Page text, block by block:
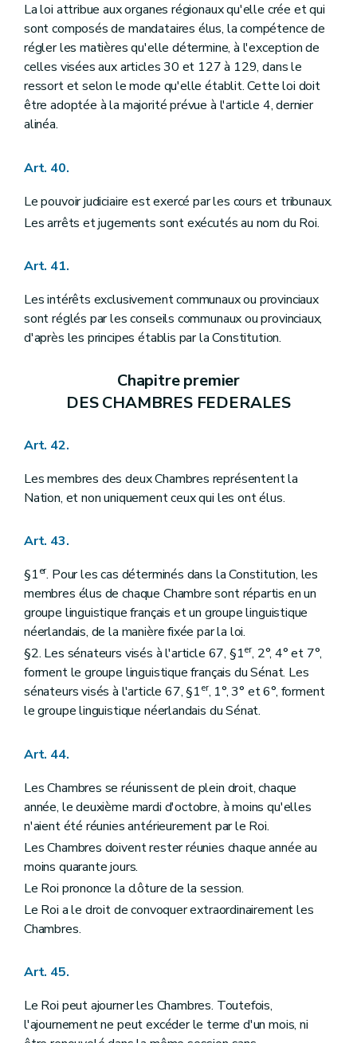
La loi attribue aux organes régionaux qu'elle crée et qui
sont composés de mandataires élus, la compétence de
régler les matières qu'elle détermine, à l'exception de
celles visées aux articles 30 et 127 à 129, dans le
ressort et selon le mode qu'elle établit. Cette loi doit
être adoptée à la majorité prévue à l'article 4, dernier
alinéa.
Art. 40.
Le pouvoir judiciaire est exercé par les cours et tribunaux.
Les arrêts et jugements sont exécutés au nom du Roi.
Art. 41.
Les intérêts exclusivement communaux ou provinciaux
sont réglés par les conseils communaux ou provinciaux,
d'après les principes établis par la Constitution.
Chapitre premier
DES CHAMBRES FEDERALES
Art. 42.
Les membres des deux Chambres représentent la
Nation, et non uniquement ceux qui les ont élus.
Art. 43.
§1er. Pour les cas déterminés dans la Constitution, les
membres élus de chaque Chambre sont répartis en un
groupe linguistique français et un groupe linguistique
néerlandais, de la manière fixée par la loi.
§2. Les sénateurs visés à l'article 67, §1er, 2°, 4° et 7°,
forment le groupe linguistique français du Sénat. Les
sénateurs visés à l'article 67, §1er, 1°, 3° et 6°, forment
le groupe linguistique néerlandais du Sénat.
Art. 44.
Les Chambres se réunissent de plein droit, chaque
année, le deuxième mardi d'octobre, à moins qu'elles
n'aient été réunies antérieurement par le Roi.
Les Chambres doivent rester réunies chaque année au
moins quarante jours.
Le Roi prononce la clôture de la session.
Le Roi a le droit de convoquer extraordinairement les
Chambres.
Art. 45.
Le Roi peut ajourner les Chambres. Toutefois,
l'ajournement ne peut excéder le terme d'un mois, ni